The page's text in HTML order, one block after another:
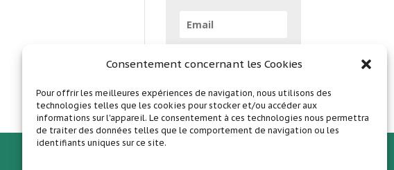
Consentement concernant les Cookies
Pour offrir les meilleures expériences de navigation, nous utilisons des
technologies telles que les cookies pour stocker et/ou accéder aux
informations sur l'appareil. Le consentement à ces technologies nous permettra
de traiter des données telles que le comportement de navigation ou les
identifiants uniques sur ce site.
Abonnez vous !